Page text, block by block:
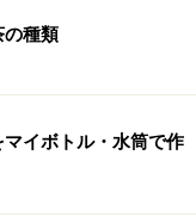
の種類
イボトル・水筒で作